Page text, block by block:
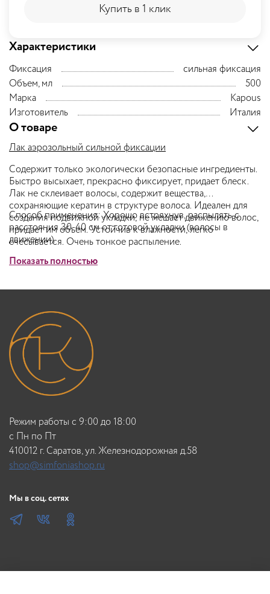
Характеристики
Фиксация
сильная фиксация
Объем, мл
500
Марка
Kapous
Изготовитель
Италия
О товаре
Лак аэрозольный сильной фиксации
Содержит только экологически безопасные ингредиенты.
Быстро высыхает, прекрасно фиксирует, придает блеск.
Лак не склеивает волосы, содержит вещества,
сохраняющие кератин в структуре волоса. Идеален для
создания подвижной укладки,не мешает движению волос,
придает им объем. Устойчив к влажности, легко
счесывается. Очень тонкое распыление.
Способ применения:Хорошо встряхнув, распылять с
расстояния 30-40 см от готовой укладки (волосы в
движении).
Показать полностью
Купить в 1 клик
Купить в 1 клик
Режим работы с 9:00 до 18:00
c Пн по Пт
410012 г. Саратов, ул. Железнодорожная д.58
shop@simfoniashop.ru
Мы в соц. сетях